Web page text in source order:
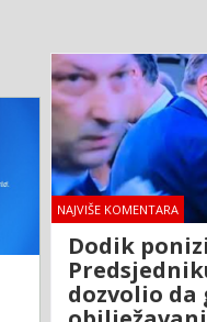
NAJVIŠE KOMENTARA
Dodik
dozvolio da